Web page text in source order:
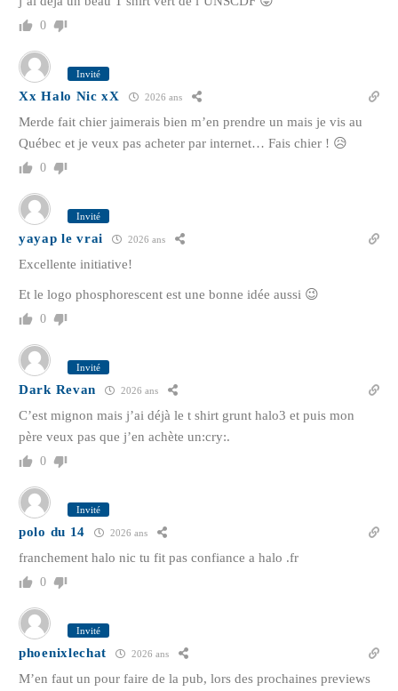
0
Invité
Xx Halo Nic xX 2026 ans
Merde fait chier jaimerais bien m’en prendre un mais je vis au
Québec et je veux pas acheter par internet… Fais chier ! 😥
0
Invité
yayap le vrai 2026 ans
Excellente initiative!
Et le logo phosphorescent est une bonne idée aussi 😉
0
Invité
Dark Revan 2026 ans
C’est mignon mais j’ai déjà le t shirt grunt halo3 et puis mon
père veux pas que j’en achète un:cry:.
0
Invité
polo du 14 2026 ans
franchement halo nic tu fit pas confiance a halo .fr
0
Invité
phoenixlechat 2026 ans
M’en faut un pour faire de la pub, lors des prochaines previews